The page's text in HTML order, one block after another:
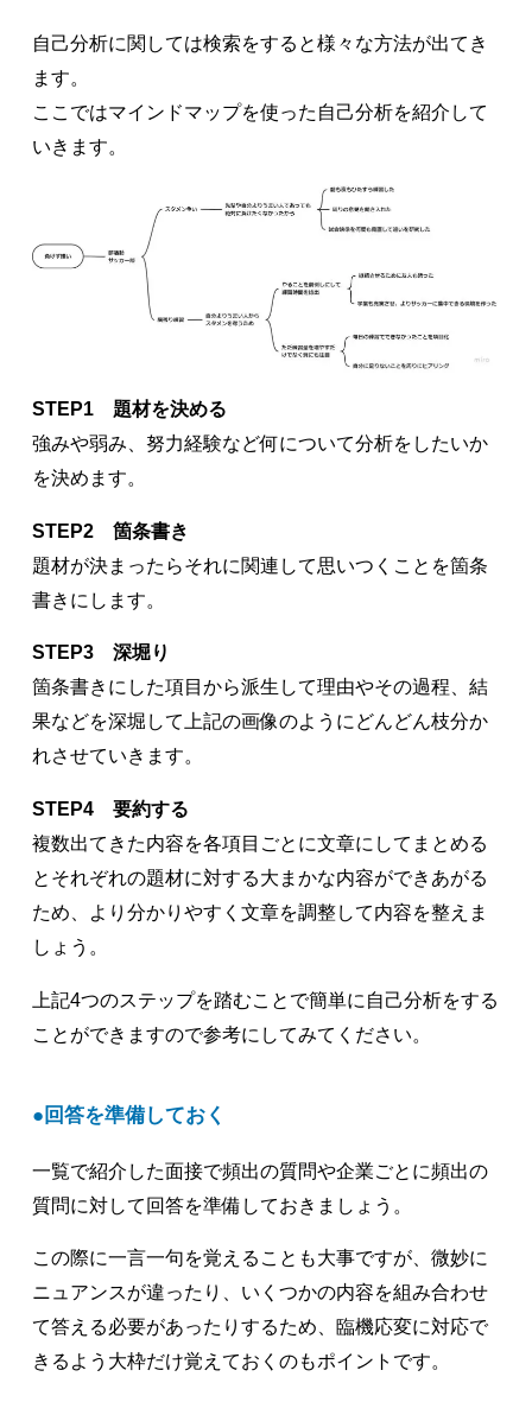
自己分析に関しては検索をすると様々な方法が出てき
ます。
ここではマインドマップを使った自己分析を紹介して
いきます。
STEP1 題材を決める
強みや弱み、努力経験など何について分析をしたいか
を決めます。
STEP2 箇条書き
題材が決まったらそれに関連して思いつくことを箇条
書きにします。
STEP3 深堀り
箇条書きにした項目から派生して理由やその過程、結
果などを深堀して上記の画像のようにどんどん枝分か
れさせていきます。
STEP4 要約する
複数出てきた内容を各項目ごとに文章にしてまとめる
とそれぞれの題材に対する大まかな内容ができあがる
ため、より分かりやすく文章を調整して内容を整えま
しょう。
上記4つのステップを踏むことで簡単に自己分析をする
ことができますので参考にしてみてください。
回答を準備しておく
一覧で紹介した面接で頻出の質問や企業ごとに頻出の
質問に対して回答を準備しておきましょう。
この際に一言一句を覚えることも大事ですが、微妙に
ニュアンスが違ったり、いくつかの内容を組み合わせ
て答える必要があったりするため、臨機応変に対応で
きるよう大枠だけ覚えておくのもポイントです。